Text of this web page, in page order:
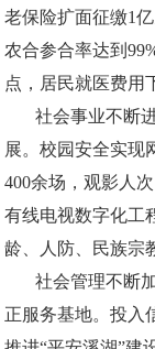
老保险扩面征缴1
农合参合率达到
点，居民就医费用
社会事业不断
展。校园安全实现
400余场，观影人
有线电视数字化工
龄、人防、民族宗
社会管理不断
正服务基地。投入